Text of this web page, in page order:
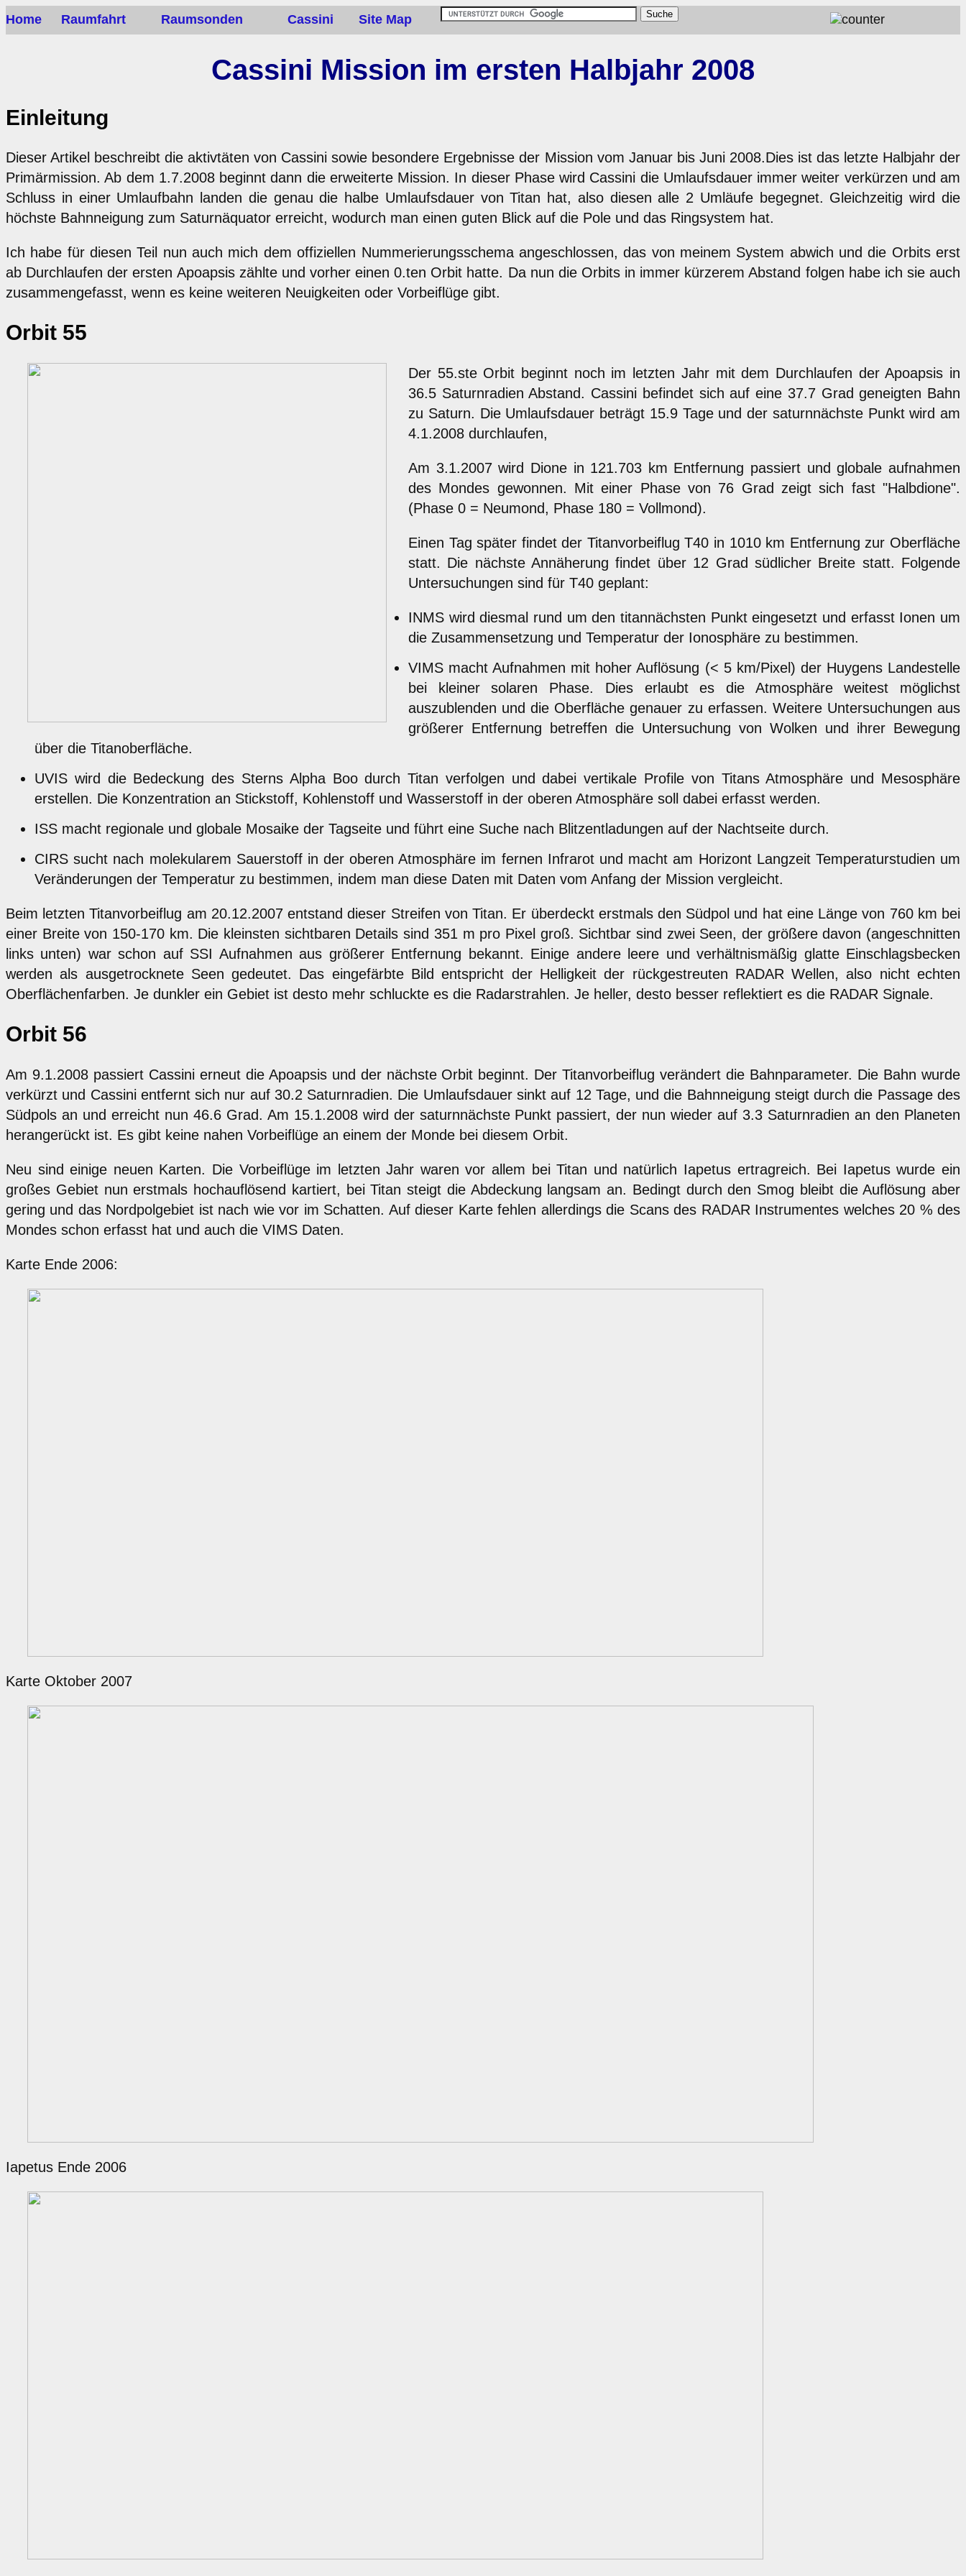
Home Raumfahrt Raumsonden Cassini Site Map
Cassini Mission im ersten Halbjahr 2008
Einleitung
Dieser Artikel beschreibt die aktivtäten von Cassini sowie besondere Ergebnisse der Mission vom Januar bis Juni 2008.Dies ist das letzte Halbjahr der
Primärmission. Ab dem 1.7.2008 beginnt dann die erweiterte Mission. In dieser Phase wird Cassini die Umlaufsdauer immer weiter verkürzen und am
Schluss in einer Umlaufbahn landen die genau die halbe Umlaufsdauer von Titan hat, also diesen alle 2 Umläufe begegnet. Gleichzeitig wird die
höchste Bahnneigung zum Saturnäquator erreicht, wodurch man einen guten Blick auf die Pole und das Ringsystem hat.
Ich habe für diesen Teil nun auch mich dem offiziellen Nummerierungsschema angeschlossen, das von meinem System abwich und die Orbits erst
ab Durchlaufen der ersten Apoapsis zählte und vorher einen 0.ten Orbit hatte. Da nun die Orbits in immer kürzerem Abstand folgen habe ich sie auch
zusammengefasst, wenn es keine weiteren Neuigkeiten oder Vorbeiflüge gibt.
Orbit 55
Der 55.ste Orbit beginnt noch im letzten Jahr mit dem Durchlaufen der Apoapsis in
36.5 Saturnradien Abstand. Cassini befindet sich auf eine 37.7 Grad geneigten Bahn
zu Saturn. Die Umlaufsdauer beträgt 15.9 Tage und der saturnnächste Punkt wird am
4.1.2008 durchlaufen,
Am 3.1.2007 wird Dione in 121.703 km Entfernung passiert und globale aufnahmen
des Mondes gewonnen. Mit einer Phase von 76 Grad zeigt sich fast "Halbdione".
(Phase 0 = Neumond, Phase 180 = Vollmond).
Einen Tag später findet der Titanvorbeiflug T40 in 1010 km Entfernung zur Oberfläche
statt. Die nächste Annäherung findet über 12 Grad südlicher Breite statt. Folgende
Untersuchungen sind für T40 geplant:
INMS wird diesmal rund um den titannächsten Punkt eingesetzt und erfasst Ionen um
die Zusammensetzung und Temperatur der Ionosphäre zu bestimmen.
VIMS macht Aufnahmen mit hoher Auflösung (< 5 km/Pixel) der Huygens Landestelle
bei kleiner solaren Phase. Dies erlaubt es die Atmosphäre weitest möglichst
auszublenden und die Oberfläche genauer zu erfassen. Weitere Untersuchungen aus
größerer Entfernung betreffen die Untersuchung von Wolken und ihrer Bewegung
über die Titanoberfläche.
UVIS wird die Bedeckung des Sterns Alpha Boo durch Titan verfolgen und dabei vertikale Profile von Titans Atmosphäre und Mesosphäre
erstellen. Die Konzentration an Stickstoff, Kohlenstoff und Wasserstoff in der oberen Atmosphäre soll dabei erfasst werden.
ISS macht regionale und globale Mosaike der Tagseite und führt eine Suche nach Blitzentladungen auf der Nachtseite durch.
CIRS sucht nach molekularem Sauerstoff in der oberen Atmosphäre im fernen Infrarot und macht am Horizont Langzeit Temperaturstudien um
Veränderungen der Temperatur zu bestimmen, indem man diese Daten mit Daten vom Anfang der Mission vergleicht.
Beim letzten Titanvorbeiflug am 20.12.2007 entstand dieser Streifen von Titan. Er überdeckt erstmals den Südpol und hat eine Länge von 760 km bei
einer Breite von 150-170 km. Die kleinsten sichtbaren Details sind 351 m pro Pixel groß. Sichtbar sind zwei Seen, der größere davon (angeschnitten
links unten) war schon auf SSI Aufnahmen aus größerer Entfernung bekannt. Einige andere leere und verhältnismäßig glatte Einschlagsbecken
werden als ausgetrocknete Seen gedeutet. Das eingefärbte Bild entspricht der Helligkeit der rückgestreuten RADAR Wellen, also nicht echten
Oberflächenfarben. Je dunkler ein Gebiet ist desto mehr schluckte es die Radarstrahlen. Je heller, desto besser reflektiert es die RADAR Signale.
Orbit 56
Am 9.1.2008 passiert Cassini erneut die Apoapsis und der nächste Orbit beginnt. Der Titanvorbeiflug verändert die Bahnparameter. Die Bahn wurde
verkürzt und Cassini entfernt sich nur auf 30.2 Saturnradien. Die Umlaufsdauer sinkt auf 12 Tage, und die Bahnneigung steigt durch die Passage des
Südpols an und erreicht nun 46.6 Grad. Am 15.1.2008 wird der saturnnächste Punkt passiert, der nun wieder auf 3.3 Saturnradien an den Planeten
herangerückt ist. Es gibt keine nahen Vorbeiflüge an einem der Monde bei diesem Orbit.
Neu sind einige neuen Karten. Die Vorbeiflüge im letzten Jahr waren vor allem bei Titan und natürlich Iapetus ertragreich. Bei Iapetus wurde ein
großes Gebiet nun erstmals hochauflösend kartiert, bei Titan steigt die Abdeckung langsam an. Bedingt durch den Smog bleibt die Auflösung aber
gering und das Nordpolgebiet ist nach wie vor im Schatten. Auf dieser Karte fehlen allerdings die Scans des RADAR Instrumentes welches 20 % des
Mondes schon erfasst hat und auch die VIMS Daten.
Karte Ende 2006:
Karte Oktober 2007
Iapetus Ende 2006